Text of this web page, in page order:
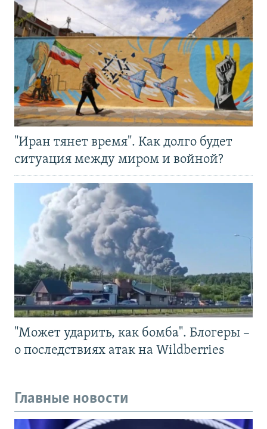
"Иран тянет время". Как долго будет
ситуация между миром и войной?
"Может ударить, как бомба". Блогеры –
о последствиях атак на Wildberries
Главные новости